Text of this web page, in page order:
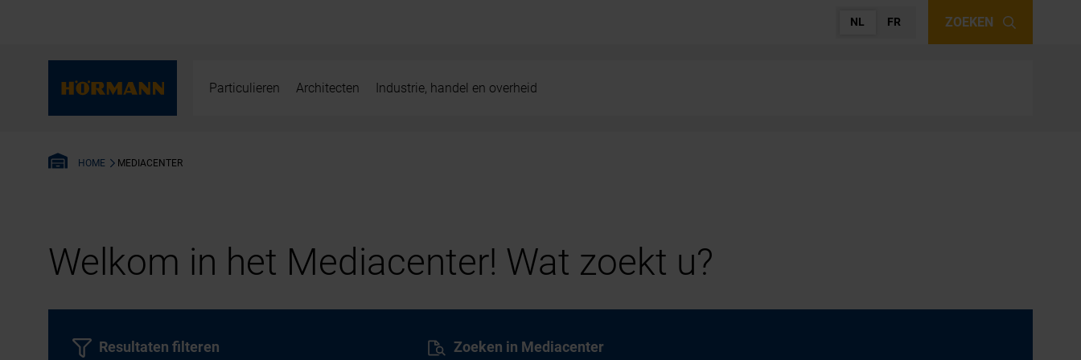
NL FR ZOEKEN
Particulieren Architecten Industrie, handel en overheid
HOME MEDIACENTER
Welkom in het Mediacenter! Wat zoekt u?
Zoeken in Mediacenter
Resultaten filteren